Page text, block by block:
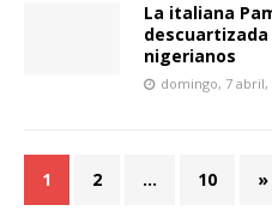
La italiana
nigerianos
domingo, 7 abril,
1 2 … 10 »